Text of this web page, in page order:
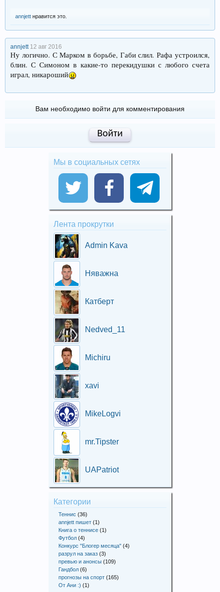
annjett нравится это.
annjett 12 авг 2016
Ну логично. С Марком в борьбе, Габи слил. Рафа устроился,
блин. С Симоном в какие-то перекидушки с любого счета
играл, никароший
Вам необходимо войти для комментирования
Войти
Мы в социальных сетях
Лента прокрутки
Admin Kava
Няважна
Катберт
Nedved_11
Michiru
xavi
MikeLogvi
mr.Tipster
UAPatriot
Категории
Теннис (36)
annjett пишет (1)
Книга о теннисе (1)
Футбол (4)
Конкурс "Блогер месяца" (4)
разрул на заказ (3)
превью и анонсы (109)
Гандбол (6)
прогнозы на спорт (165)
От Ани :) (1)